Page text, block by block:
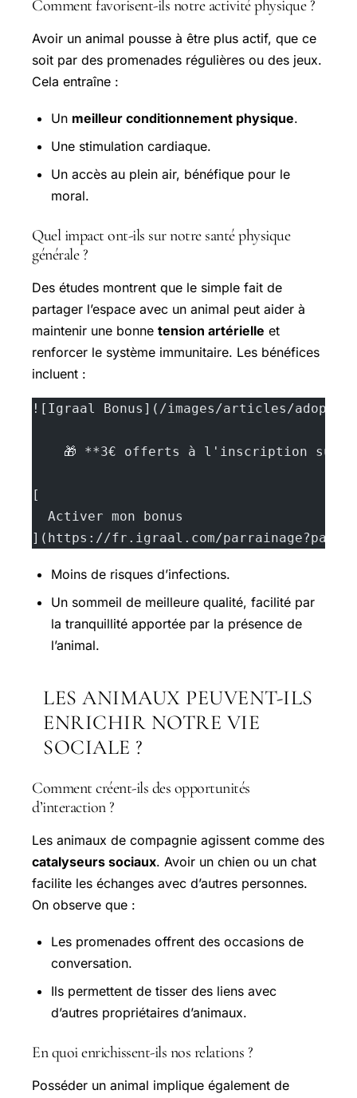
Comment favorisent-ils notre activité physique ?
Avoir un animal pousse à être plus actif, que ce
soit par des promenades régulières ou des jeux.
Cela entraîne :
Un meilleur conditionnement physique.
Une stimulation cardiaque.
Un accès au plein air, bénéfique pour le
moral.
Quel impact ont-ils sur notre santé physique
générale ?
Des études montrent que le simple fait de
partager l’espace avec un animal peut aider à
maintenir une bonne tension artérielle et
renforcer le système immunitaire. Les bénéfices
incluent :
![Igraal Bonus](/images/articles/
🎁 **3€ offerts à l'inscription sur
[
  Activer mon bonus
](https://fr.igraal.com/
Moins de risques d’infections.
Un sommeil de meilleure qualité, facilité par
la tranquillité apportée par la présence de
l’animal.
LES ANIMAUX PEUVENT-ILS
ENRICHIR NOTRE VIE
SOCIALE ?
Comment créent-ils des opportunités
d’interaction ?
Les animaux de compagnie agissent comme des
catalyseurs sociaux. Avoir un chien ou un chat
facilite les échanges avec d’autres personnes.
On observe que :
Les promenades offrent des occasions de
conversation.
Ils permettent de tisser des liens avec
d’autres propriétaires d’animaux.
En quoi enrichissent-ils nos relations ?
Posséder un animal implique également de